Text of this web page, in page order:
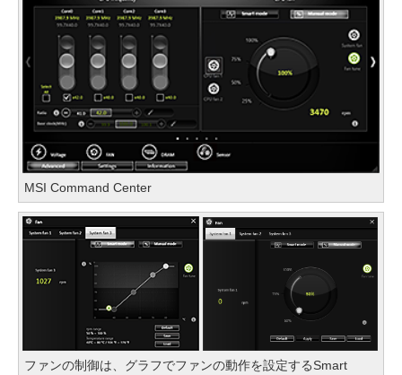
MSI Command Center
ファンの制御は、グラフでファンの動作を設定するSmart